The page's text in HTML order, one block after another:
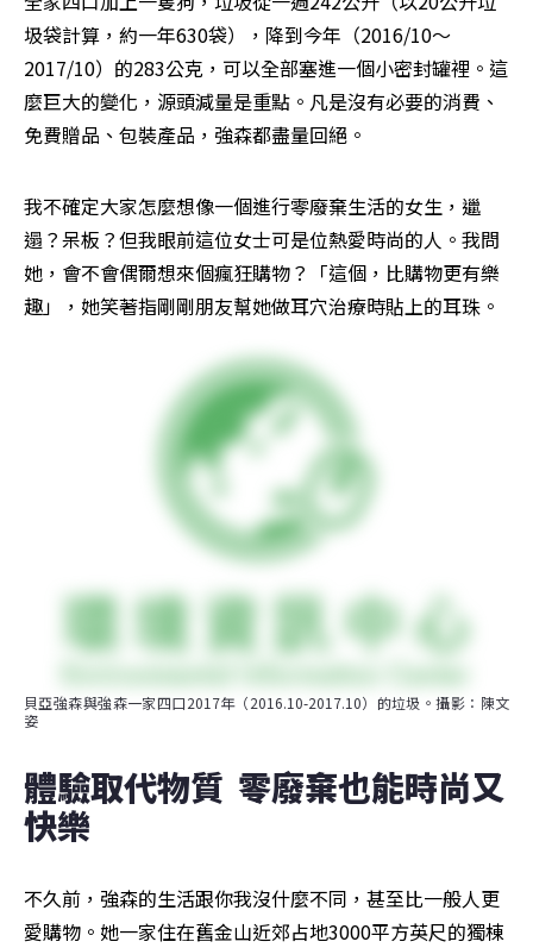
圾袋計算，約一年630袋），降到今年（2016/10～
2017/10）的283公克，可以全部塞進一個小密封罐裡。這
麼巨大的變化，源頭減量是重點。凡是沒有必要的消費、
免費贈品、包裝產品，強森都盡量回絕。
我不確定大家怎麼想像一個進行零廢棄生活的女生，邋
遢？呆板？但我眼前這位女士可是位熱愛時尚的人。我問
她，會不會偶爾想來個瘋狂購物？「這個，比購物更有樂
趣」，她笑著指剛剛朋友幫她做耳穴治療時貼上的耳珠。
貝亞強森與強森一家四口2017年（2016.10-2017.10）的垃圾。攝影：陳文
姿
體驗取代物質  零廢棄也能時尚又
快樂
不久前，強森的生活跟你我沒什麼不同，甚至比一般人更
愛購物。她一家住在舊金山近郊占地3000平方英尺的獨棟